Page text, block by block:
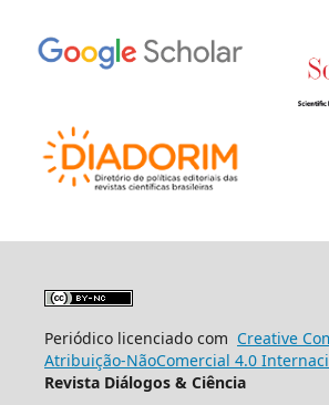
Periódico licenciado com Creative
Atribuição-NãoComercial 4.0
Revista Diálogos & Ciência